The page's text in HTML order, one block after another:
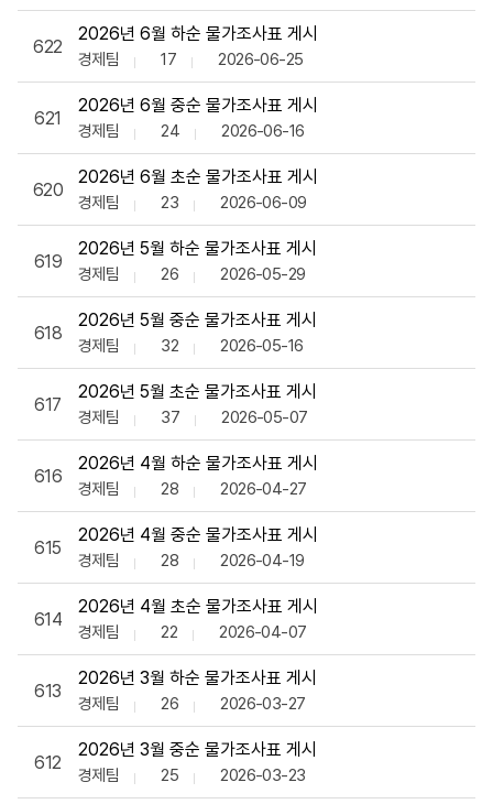
622
2026년 6월 하순 물가조사표 게시
경제팀 17 2026-06-25
621
2026년 6월 중순 물가조사표 게시
경제팀 24 2026-06-16
620
2026년 6월 초순 물가조사표 게시
경제팀 23 2026-06-09
619
2026년 5월 하순 물가조사표 게시
경제팀 26 2026-05-29
618
2026년 5월 중순 물가조사표 게시
경제팀 32 2026-05-16
617
2026년 5월 초순 물가조사표 게시
경제팀 37 2026-05-07
616
2026년 4월 하순 물가조사표 게시
경제팀 28 2026-04-27
615
2026년 4월 중순 물가조사표 게시
경제팀 28 2026-04-19
614
2026년 4월 초순 물가조사표 게시
경제팀 22 2026-04-07
613
2026년 3월 하순 물가조사표 게시
경제팀 26 2026-03-27
612
2026년 3월 중순 물가조사표 게시
경제팀 25 2026-03-23